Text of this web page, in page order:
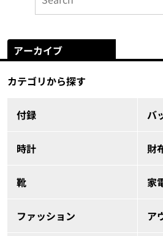
アーカイブ
カテゴリから探す
付録 バ
時計 財
靴 家
ファッション ア